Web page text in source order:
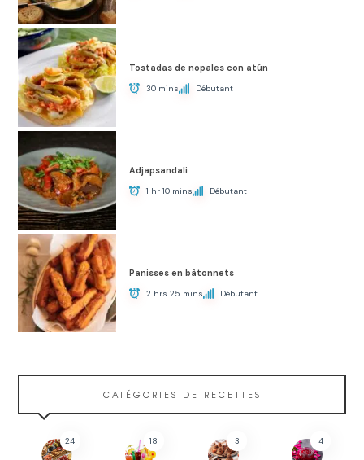
Tostadas de nopales con atún
30 mins Débutant
Adjapsandali
1 hr 10 mins Débutant
Panisses en bâtonnets
2 hrs 25 mins Débutant
CATÉGORIES DE RECETTES
24 18 3 4